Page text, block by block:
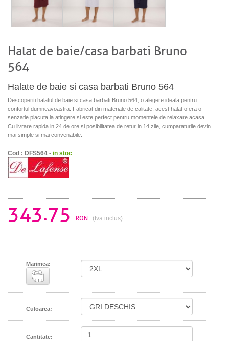
Halat de baie/casa barbati Bruno
564
Halate de baie si casa barbati Bruno 564
Descoperiti halatul de baie si casa barbati Bruno 564, o alegere ideala pentru
confortul dumneavoastra. Fabricat din materiale de calitate, acest halat ofera o
senzatie placuta la atingere si este perfect pentru momentele de relaxare acasa.
Cu livrare rapida in 24 de ore si posibilitatea de retur in 14 zile, cumparaturile devin
mai simple si mai convenabile.
Cod : DFS564 - in stoc
343.75 RON (tva inclus)
Marimea:
Culoarea:
Cantitate: